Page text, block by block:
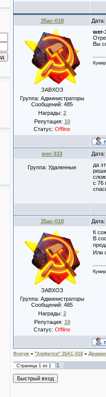
35ac-018
ЗАВХОЗ
Группа: Администраторы
Сообщений: 485
Награды: 2
Репутация: 10
Статус: Offline
wer-
Вы
wer-333
Группа: Удаленные
да
с 76
35ac-018
ЗАВХОЗ
Группа: Администраторы
Сообщений: 485
Награды: 2
Репутация: 10
Статус: Offline
К
В
Или
Форум » "Амфитон" 35АС-018 »
Страница 1 из 1 1